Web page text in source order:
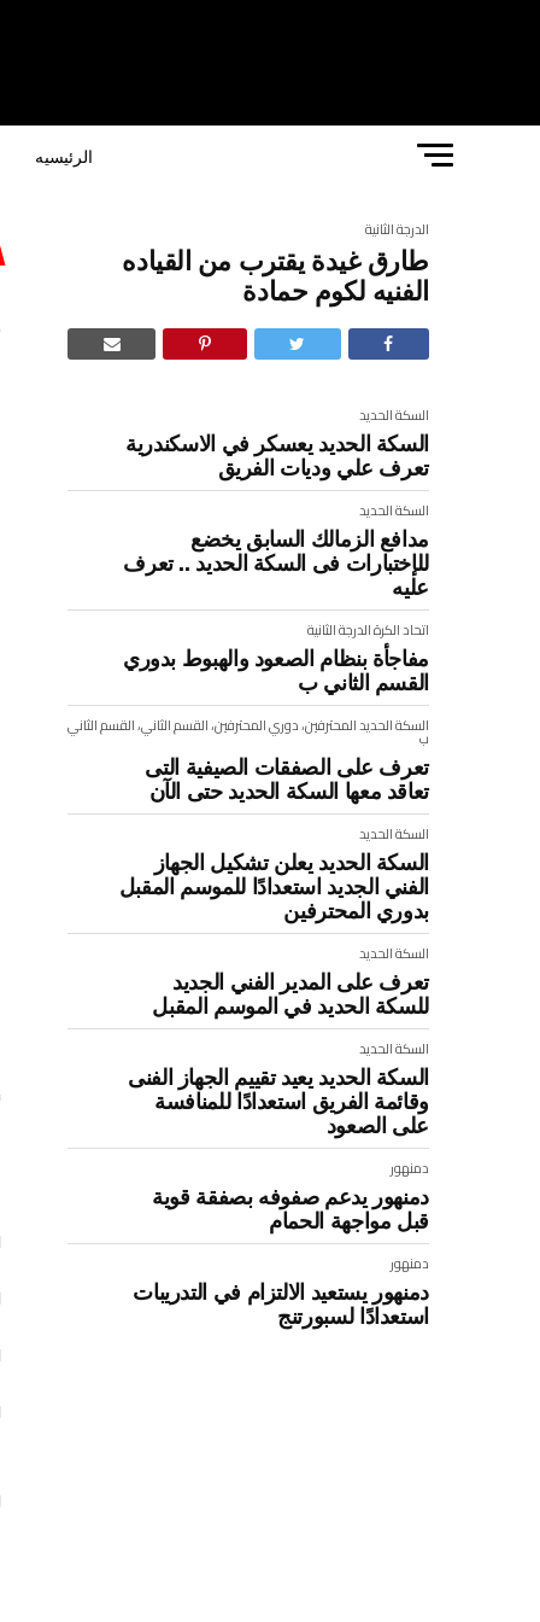
الرئيسيه
الدرجة الثانية
طارق غيدة يقترب من القياده
الفنيه لكوم حمادة
السكة الحديد
السكة الحديد يعسكر في الاسكندرية
تعرف علي وديات الفريق
السكة الحديد
مدافع الزمالك السابق يخضع
للإختبارات فى السكة الحديد .. تعرف
عليه
اتحاد الكرةالدرجة الثانية
مفاجأة بنظام الصعود والهبوط بدوري
القسم الثاني ب
السكة الحديدالمحترفين، دوري المحترفين، القسم الثاني، القسم الثاني
ب
تعرف على الصفقات الصيفية التى
تعاقد معها السكة الحديد حتى الآن
السكة الحديد
السكة الحديد يعلن تشكيل الجهاز
الفني الجديد استعدادًا للموسم المقبل
بدوري المحترفين
السكة الحديد
تعرف على المدير الفني الجديد
للسكة الحديد في الموسم المقبل
السكة الحديد
السكة الحديد يعيد تقييم الجهاز الفنى
وقائمة الفريق استعدادًا للمنافسة
على الصعود
دمنهور
دمنهور يدعم صفوفه بصفقة قوية
قبل مواجهة الحمام
دمنهور
دمنهور يستعيد الالتزام في التدريبات
استعدادًا لسبورتنج